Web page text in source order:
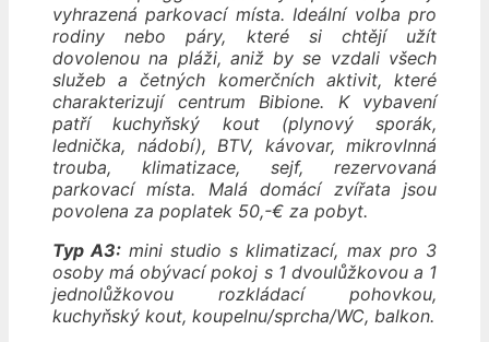
vyhrazená parkovací místa. Ideální volba pro
rodiny nebo páry, které si chtějí užít
dovolenou na pláži, aniž by se vzdali všech
služeb a četných komerčních aktivit, které
charakterizují centrum Bibione. K vybavení
patří kuchyňský kout (plynový sporák,
lednička, nádobí), BTV, kávovar, mikrovlnná
trouba, klimatizace, sejf, rezervovaná
parkovací místa. Malá domácí zvířata jsou
povolena za poplatek 50,-€ za pobyt.
Typ A3: mini studio s klimatizací, max pro 3
osoby má obývací pokoj s 1 dvoulůžkovou a 1
jednolůžkovou rozkládací pohovkou,
kuchyňský kout, koupelnu/sprcha/WC, balkon.